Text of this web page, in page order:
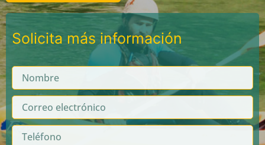
Solicita más información